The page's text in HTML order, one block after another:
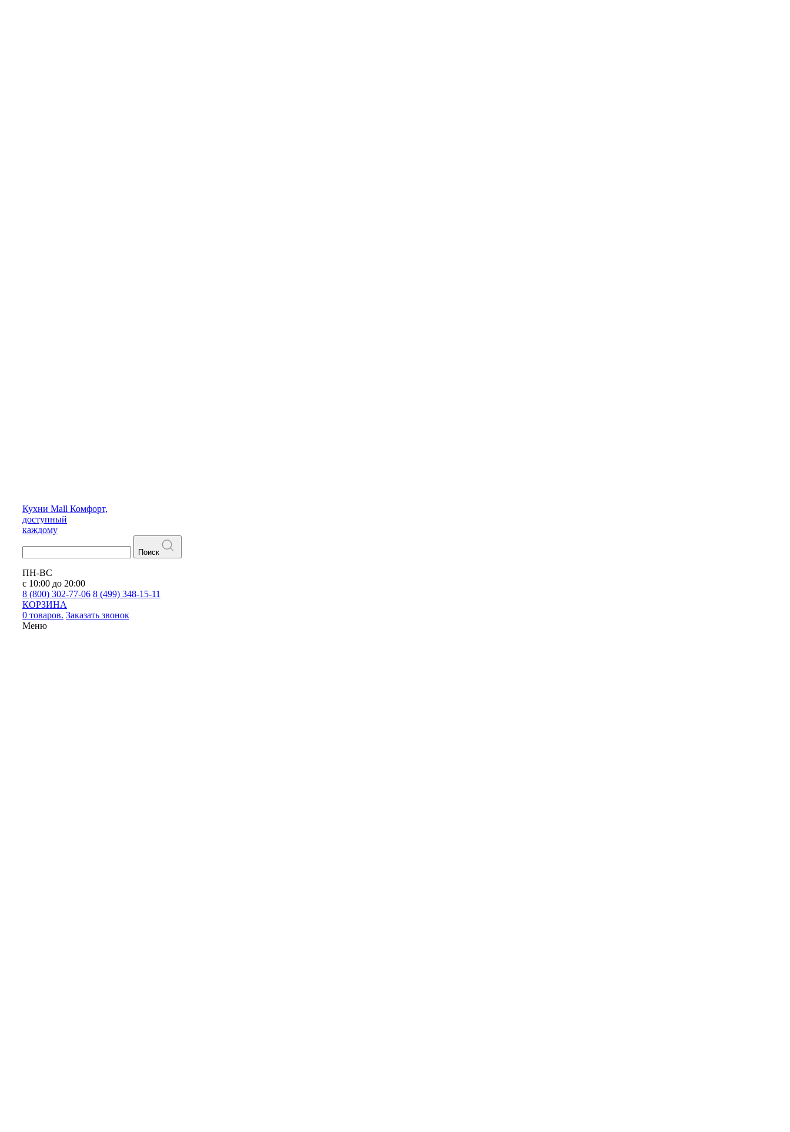
Кухни Mall Комфорт,
доступный
каждому
Поиск
ПН-ВС
с 10:00 до 20:00
8 (800) 302-77-06 8 (499) 348-15-11
КОРЗИНА
0 товаров. Заказать звонок
Меню